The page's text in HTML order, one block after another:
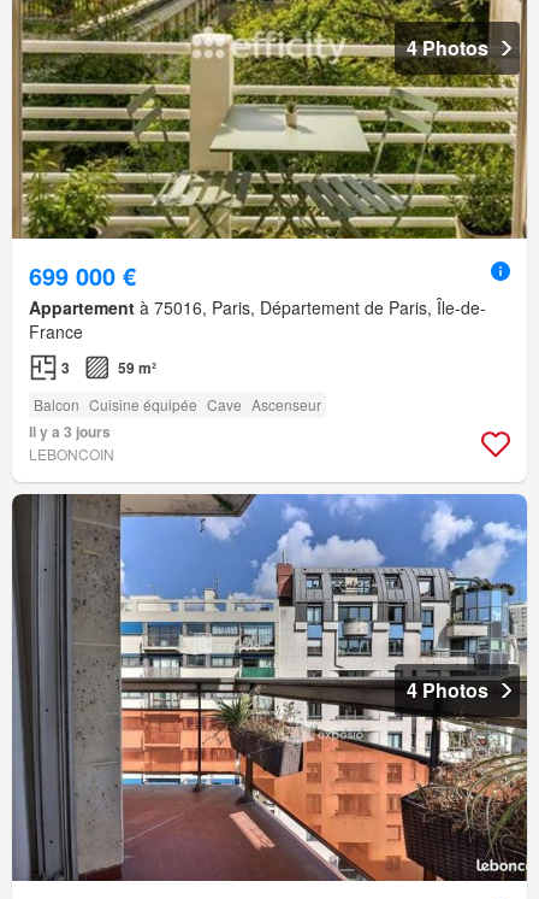
4 Photos
699 000 €
Appartement à 75016, Paris, Département de Paris, Île-de-
France
3 59 m²
Balcon Cuisine équipée Cave Ascenseur
Il y a 3 jours
LEBONCOIN
4 Photos